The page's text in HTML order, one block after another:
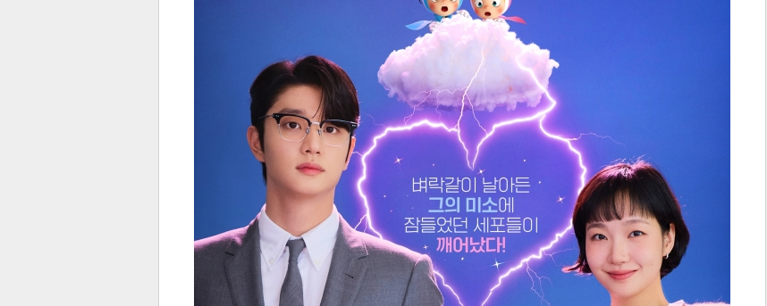
스포츠 포토
트위 밴드 네이
댓글 텍스 텍스 url 복